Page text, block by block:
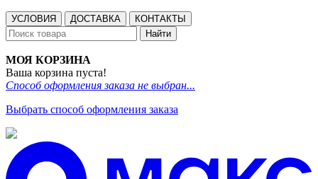
УСЛОВИЯ ДОСТАВКА
КОНТАКТЫ
Найти
МОЯ КОРЗИНА
Ваша корзина пуста!
Способ оформления заказа не выбран...
Выбрать способ оформления заказа